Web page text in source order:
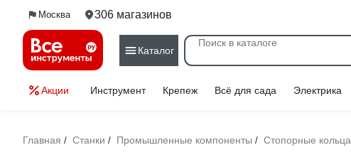
Москва 306 магазинов
Каталог
Акции Инструмент Крепеж Всё для сада Электрика
Главная / Станки / Промышленные компоненты / Стопорные кольца